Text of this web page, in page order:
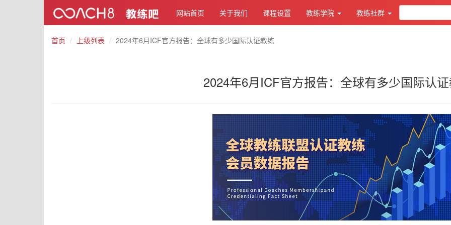
网站首页 关于我们 课程设置 教练学院 教练社群
首页 上级列表 2024年6月ICF官方报告：全球有多少国际认证教练
2024年6月ICF官方报告：全球有多少国际认